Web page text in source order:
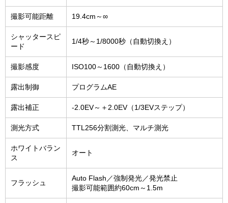
撮影可能距離 19.4cm～∞
シャッタースピ
ード
1/4秒～1/8000秒（自動切換え）
撮影感度 ISO100～1600（自動切換え）
露出制御 プログラムAE
露出補正 -2.0EV～＋2.0EV（1/3EVステップ）
測光方式 TTL256分割測光、マルチ測光
ホワイトバラン
ス
オート
フラッシュ
Auto Flash／強制発光／発光禁止
撮影可能範囲約60cm～1.5m